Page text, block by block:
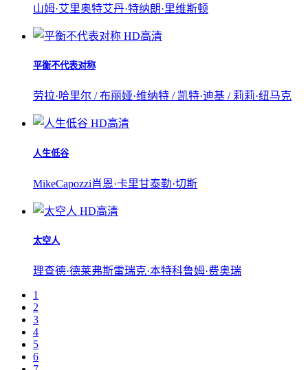
山姆·艾里奥特艾丹·特纳朗·里维斯顿
HD高清
平衡不代表对称
劳拉·哈里尔 / 布丽娅·维纳特 / 凯特·迪基 / 莉莉·纽马克
HD高清
人生低谷
MikeCapozzi肖恩·卡里甘泰勒·切斯
HD高清
太空人
理查德·德莱弗斯雷瑞克·本特科鲁姆·费奥瑞
1
2
3
4
5
6